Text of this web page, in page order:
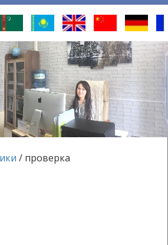
/ проверка